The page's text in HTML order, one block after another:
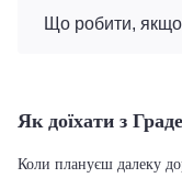
Що робити,
Як доїхати з
Коли плануєш далеку